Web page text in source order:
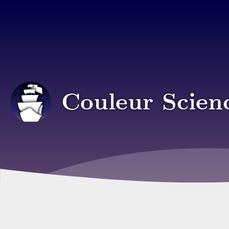
Couleur